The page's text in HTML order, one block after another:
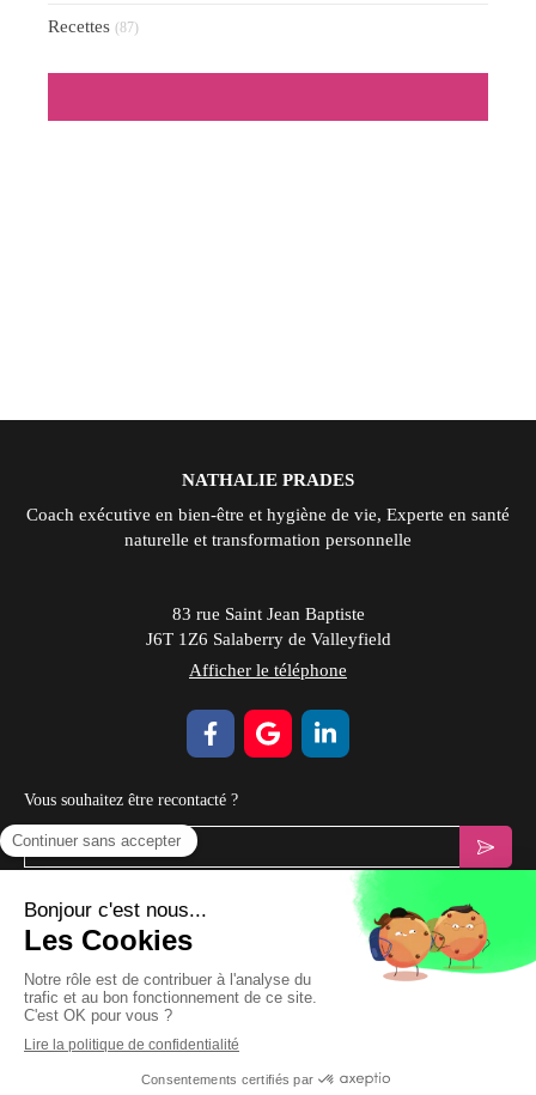
Recettes (87)
NATHALIE PRADES
Coach exécutive en bien-être et hygiène de vie, Experte en santé
naturelle et transformation personnelle
83 rue Saint Jean Baptiste
J6T 1Z6 Salaberry de Valleyfield
Afficher le téléphone
Vous souhaitez être recontacté ?
Votre email
Prendre Rendez-vous
Mentions légales & CGV
Création et référencement du site par Simplébo